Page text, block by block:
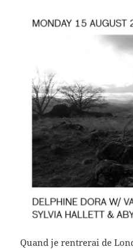
Quand je rentrerai de